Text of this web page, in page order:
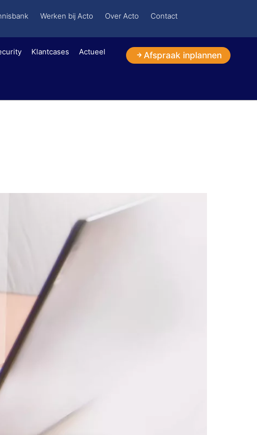
Werken bij Acto Over Acto Contact
Klantcases Actueel Afspraak inplannen